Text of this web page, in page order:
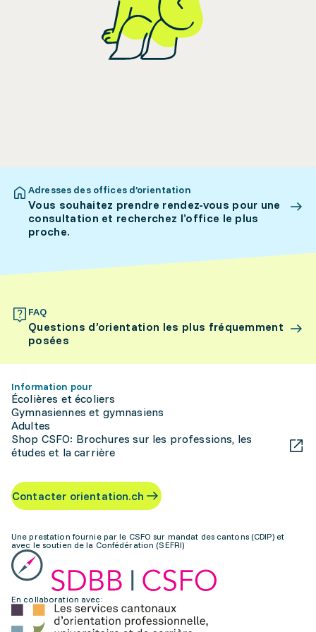
Adresses des offices d’orientation
Vous souhaitez prendre rendez-vous pour une
consultation et recherchez l’office le plus
proche.
FAQ
Questions d’orientation les plus fréquemment
posées
Information pour
Écolières et écoliers
Gymnasiennes et gymnasiens
Adultes
Shop CSFO: Brochures sur les professions, les
études et la carrière
Contacter orientation.ch
Une prestation fournie par le CSFO sur mandat des cantons (CDIP) et
avec le soutien de la Confédération (SEFRI)
En collaboration avec: